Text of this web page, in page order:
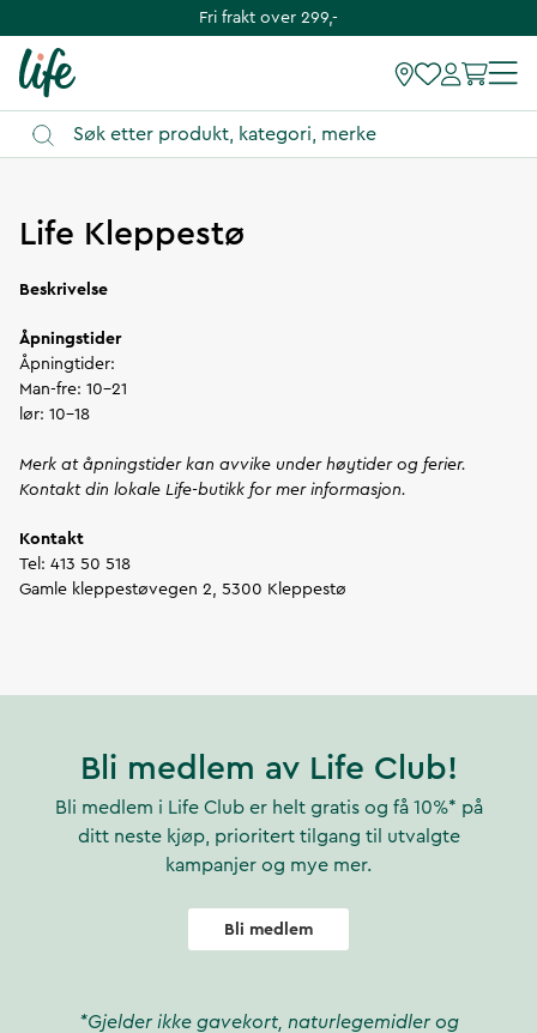
Fri frakt over 299,-
Life Kleppestø
Beskrivelse
Åpningstider
Åpningtider:
Man-fre: 10-21
lør: 10-18
Merk at åpningstider kan avvike under høytider og ferier.
Kontakt din lokale Life-butikk for mer informasjon.
Kontakt
Tel: 413 50 518
Gamle kleppestøvegen 2,
5300 Kleppestø
Bli medlem av Life Club!
Bli medlem i Life Club er helt gratis og få 10%* på
ditt neste kjøp, prioritert tilgang til utvalgte
kampanjer og mye mer.
Bli medlem
*Gjelder ikke gavekort, naturlegemidler og